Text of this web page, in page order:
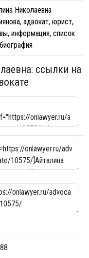
Николаевна
адвокат, юрист,
информация, список
ссылки на